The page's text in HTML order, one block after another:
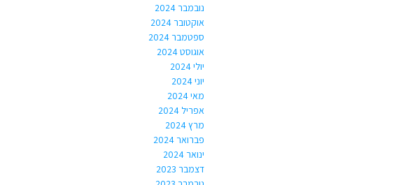
נובמבר 2024
אוקטובר 2024
ספטמבר 2024
אוגוסט 2024
יולי 2024
יוני 2024
מאי 2024
אפריל 2024
מרץ 2024
פברואר 2024
ינואר 2024
דצמבר 2023